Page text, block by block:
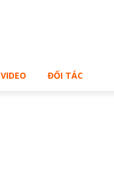
VIDEO ĐỐI TÁC